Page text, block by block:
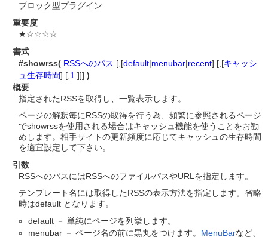
ブロック型プラグイン
重要度
★☆☆☆☆
書式
#showrss( RSSへのパス [,[default|menubar|recent] [,[キャッシ
ュ生存時間] [,1 ]]] )
概要
指定されたRSSを取得し、一覧表示します。
ページの解釈毎にRSSの取得を行う為、頻繁に参照されるページ
でshowrssを使用される場合はキャッシュ機能を使うことをお勧
めします。相手サイトの更新頻度に応じてキャッシュの生存時間
を適宜設定して下さい。
引数
RSSへのパスにはRSSへのファイルパスやURLを指定します。
テンプレート名には取得したRSSの表示方法を指定します。省略
時はdefault となります。
default － 単純にページを列挙します。
menubar － ページ名の前に黒丸をつけます。 MenuBarなど、